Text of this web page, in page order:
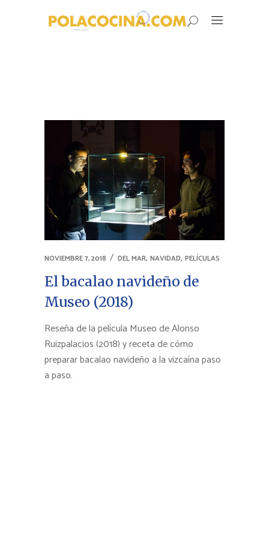
NOVIEMBRE 7, 2018 DEL MAR, NAVIDAD, PELÍCULAS
El bacalao navideño de
Museo (2018)
Reseña de la película Museo de Alonso
Ruizpalacios (2018) y receta de cómo
preparar bacalao navideño a la vizcaína paso
a paso.